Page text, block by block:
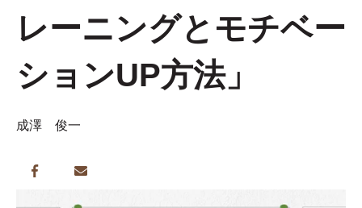
レーニングとモチベー
ションUP方法」
成澤 俊一